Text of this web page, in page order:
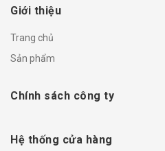
Giới thiệu
Trang chủ
Sản phẩm
Chính sách công ty
Hệ thống cửa hàng